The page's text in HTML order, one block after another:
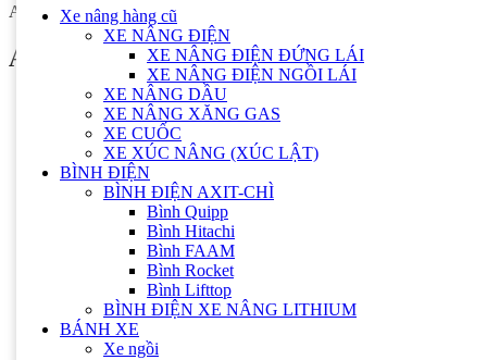
All
All
Xe nâng hàng cũ
XE NÂNG ĐIỆN
XE NÂNG ĐIỆN ĐỨNG LÁI
XE NÂNG ĐIỆN NGỒI LÁI
XE NÂNG DẦU
XE NÂNG XĂNG GAS
XE CUỐC
XE XÚC NÂNG (XÚC LẬT)
BÌNH ĐIỆN
BÌNH ĐIỆN AXIT-CHÌ
Bình Quipp
Bình Hitachi
Bình FAAM
Xe nâng hàng cũ
XE NÂNG ĐIỆN
XE NÂNG ĐIỆN ĐỨNG LÁI
XE NÂNG ĐIỆN NGỒI LÁI
XE NÂNG DẦU
XE NÂNG XĂNG GAS
XE CUỐC
XE XÚC NÂNG (XÚC LẬT)
BÌNH ĐIỆN
BÌNH ĐIỆN AXIT-CHÌ
Bình Quipp
Bình Hitachi
Bình FAAM
Bình Rocket
Bình Lifttop
BÌNH ĐIỆN XE NÂNG LITHIUM
BÁNH XE
Xe ngồi